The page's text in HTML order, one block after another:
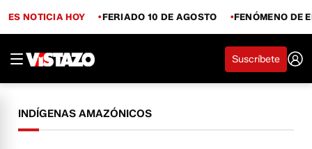
ES NOTICIA HOY FERIADO 10 DE AGOSTO FENÓMENO DE
Suscríbete
INDÍGENAS AMAZÓNICOS